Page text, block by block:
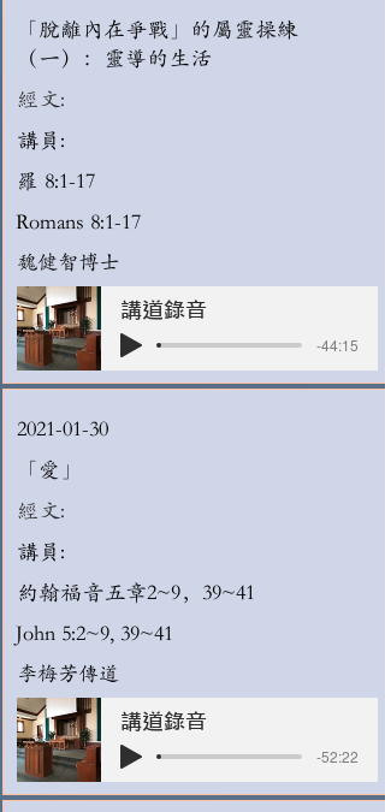
「脫離內在爭戰」的屬靈操練
（一）：靈導的生活
經文:
講員:
羅 8:1-17
Romans 8:1-17
魏健智博士
講道錄音
-44:15
2021-01-30
「愛」
經文:
講員:
約翰福音五章2~9，39~41
John 5:2~9, 39~41
李梅芳傳道
講道錄音
-52:22